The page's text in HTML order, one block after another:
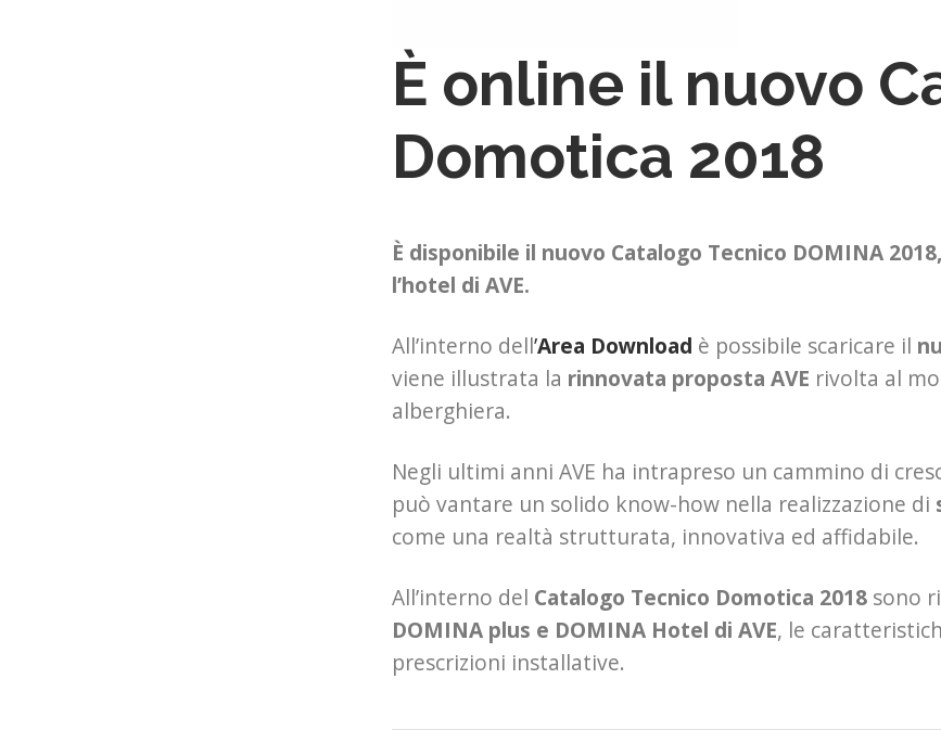
È online il nuovo
Domotica 2018
È disponibile il nuovo Catalogo Tecnico DOMINA
l’hotel di AVE.
All’interno dell’Area Download è possibile scaricare il
viene illustrata la rinnovata proposta AVE rivolta al
alberghiera.
Negli ultimi anni AVE ha intrapreso un cammino di
può vantare un solido know-how nella realizzazione di
come una realtà strutturata, innovativa ed affidabile.
All’interno del Catalogo Tecnico Domotica 2018 sono
DOMINA plus e DOMINA Hotel di AVE, le
prescrizioni installative.